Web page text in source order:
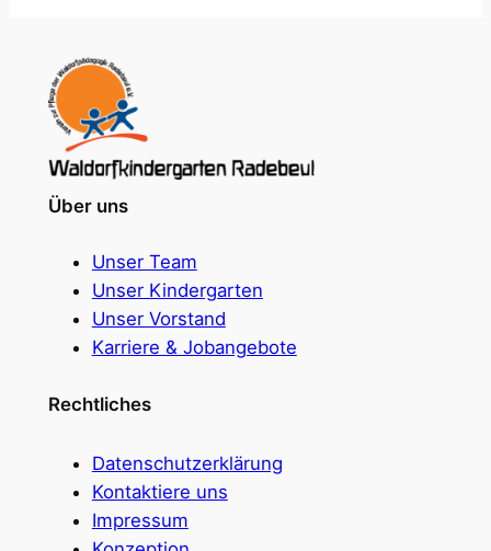
Über uns
Unser Team
Unser Kindergarten
Unser Vorstand
Karriere & Jobangebote
Rechtliches
Datenschutzerklärung
Kontaktiere uns
Impressum